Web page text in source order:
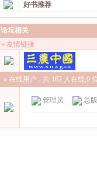
好书推荐
论坛相关
» 友情链接
» 在线用户 - 共 162 人在线,0
管理员 总